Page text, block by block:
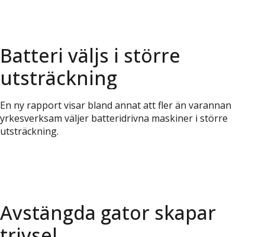
Batteri väljs i större
utsträckning
En ny rapport visar bland annat att fler än varannan
yrkesverksam väljer batteridrivna maskiner i större
utsträckning.
Avstängda gator skapar